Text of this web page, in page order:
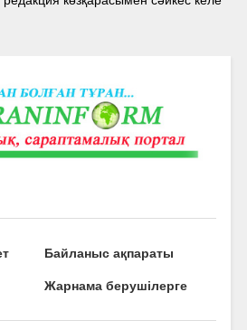
Байланыс ақпараты
Жарнама берушілерге